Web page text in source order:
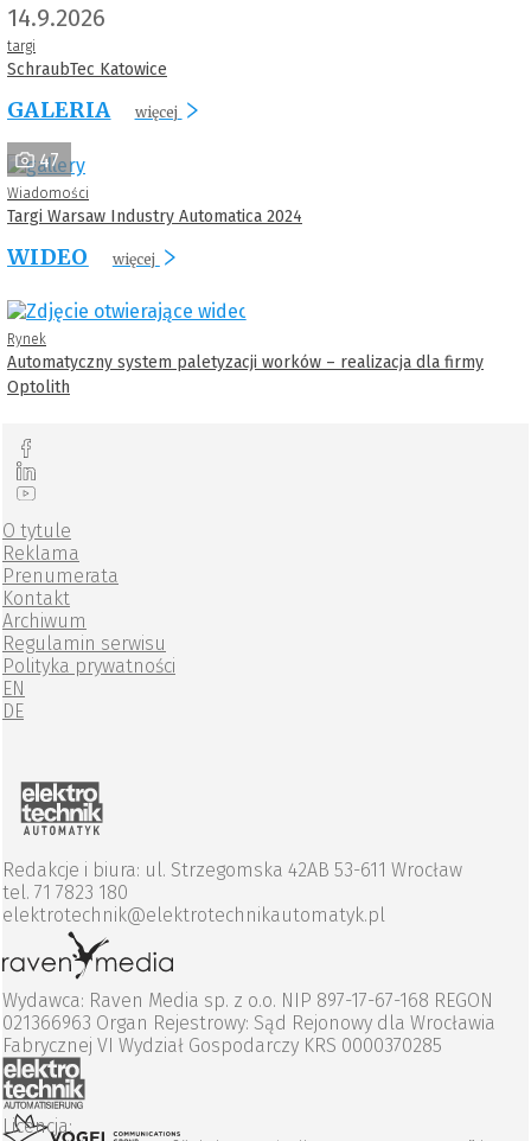
14.9.2026
targi
SchraubTec Katowice
GALERIA więcej
47
Wiadomości
Targi Warsaw Industry Automatica 2024
WIDEO więcej
Rynek
Automatyczny system paletyzacji worków – realizacja dla firmy
Optolith
O tytule
Reklama
Prenumerata
Kontakt
Archiwum
Regulamin serwisu
Polityka prywatności
EN
DE
Redakcje i biura: ul. Strzegomska 42AB 53-611 Wrocław
tel. 71 7823 180
elektrotechnik@elektrotechnikautomatyk.pl
Wydawca: Raven Media sp. z o.o. NIP 897-17-67-168 REGON
021366963 Organ Rejestrowy: Sąd Rejonowy dla Wrocławia
Fabrycznej VI Wydział Gospodarczy KRS 0000370285
Licencja: